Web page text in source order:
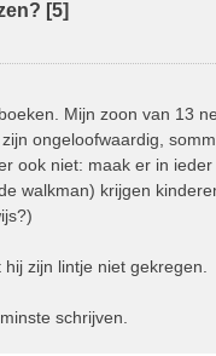
[5]
Mijn zoon van 13
ongeloofwaardig,
ook niet: maak er in ieder
walkman) krijgen
zijn lintje niet gekregen.
schrijven.